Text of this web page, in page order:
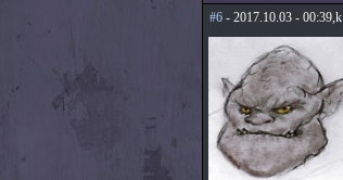
#6- 2017.10.03 - 00:39,k